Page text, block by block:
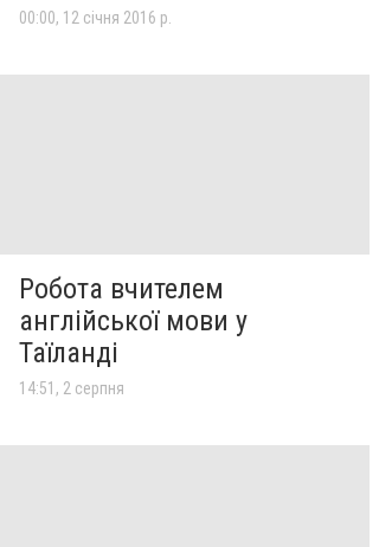
00:00, 12 січня 2016 р.
Робота вчителем
англійської мови у
Таїланді
14:51, 2 серпня